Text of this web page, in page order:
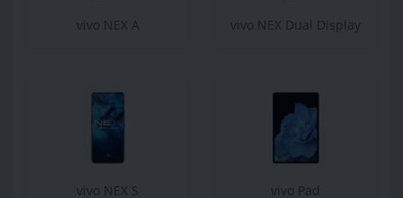
vivo NEX A vivo NEX Dual Display
vivo NEX S vivo Pad